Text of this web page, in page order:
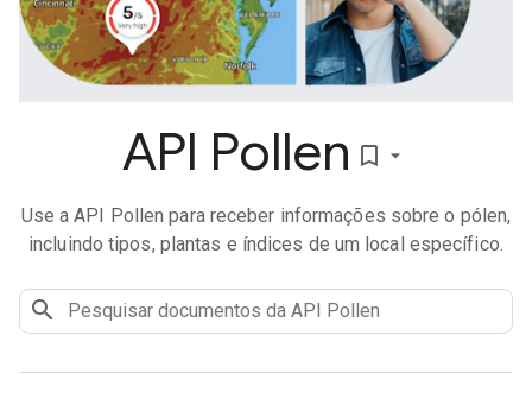
API Pollen bookmark_border
Use a API Pollen para receber informações sobre o pólen,
incluindo tipos, plantas e índices de um local específico.